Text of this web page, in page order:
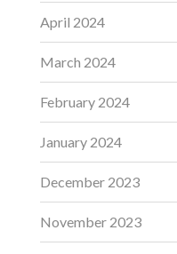
April 2024
March 2024
February 2024
January 2024
December 2023
November 2023